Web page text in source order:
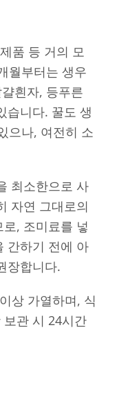
품 등 거의 모
월부터는 생우
흰자, 등푸른
습니다. 꿀도 생
으나, 여전히 소
최소한으로 사
자연 그대로의
, 조미료를 넣
간하기 전에 아
장합니다.
상 가열하며, 식
관 시 24시간